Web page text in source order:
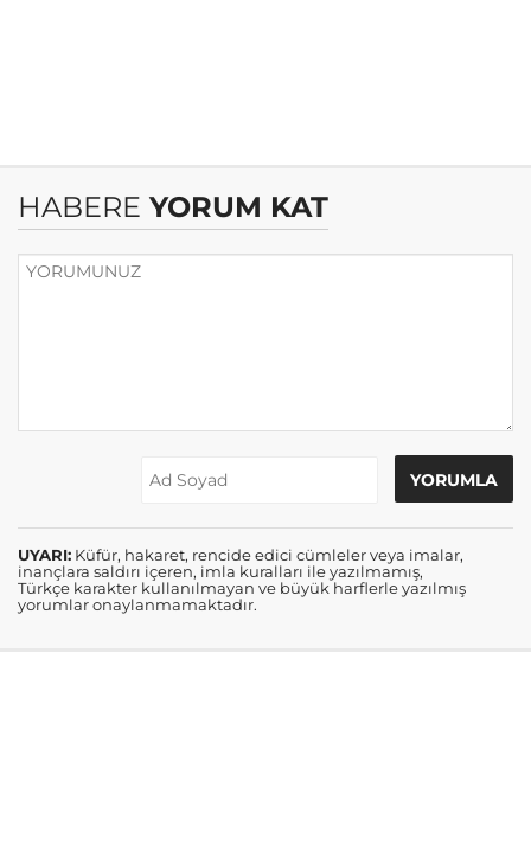
HABERE YORUM KAT
UYARI: Küfür, hakaret, rencide edici cümleler veya imalar,
inançlara saldırı içeren, imla kuralları ile yazılmamış,
Türkçe karakter kullanılmayan ve büyük harflerle yazılmış
yorumlar onaylanmamaktadır.